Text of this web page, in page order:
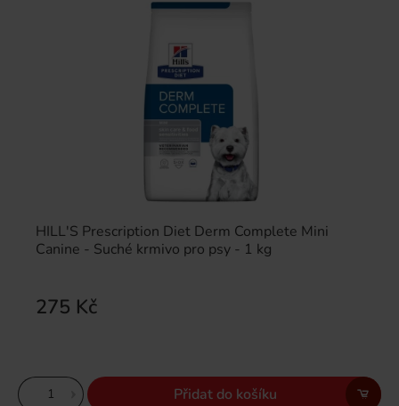
HILL'S Prescription Diet Derm Complete Mini
Canine - Suché krmivo pro psy - 1 kg
275 Kč
Přidat do košíku